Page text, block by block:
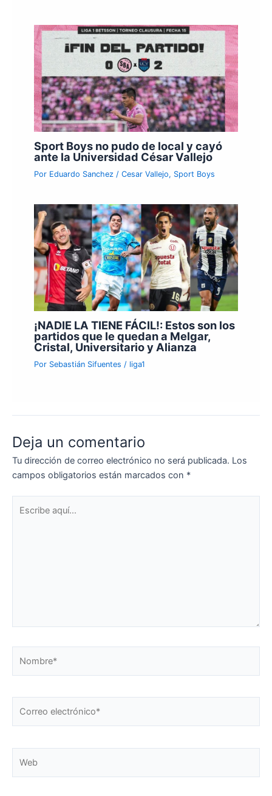
Sport Boys no pudo de local y cayó
ante la Universidad César Vallejo
Por Eduardo Sanchez /Cesar Vallejo, Sport Boys
¡NADIE LA TIENE FÁCIL!: Estos son los
partidos que le quedan a Melgar,
Cristal, Universitario y Alianza
Por Sebastián Sifuentes / liga1
Deja un comentario
Tu dirección de correo electrónico no será publicada. Los
campos obligatorios están marcados con *
aquí...
electrónico*